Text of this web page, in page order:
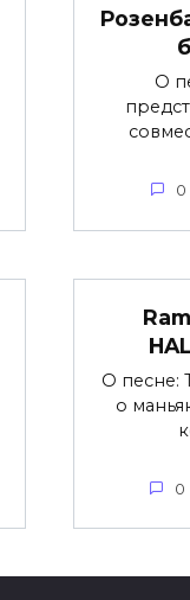
О
0
О песне:
о
0